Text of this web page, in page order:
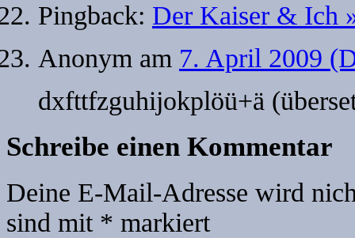
Pingback: Der Kaiser & Ich
Anonym am 7. April 2009
dxfttfzguhijokplöü+ä
Schreibe einen Kommentar
Deine E-Mail-Adresse wird
sind mit * markiert